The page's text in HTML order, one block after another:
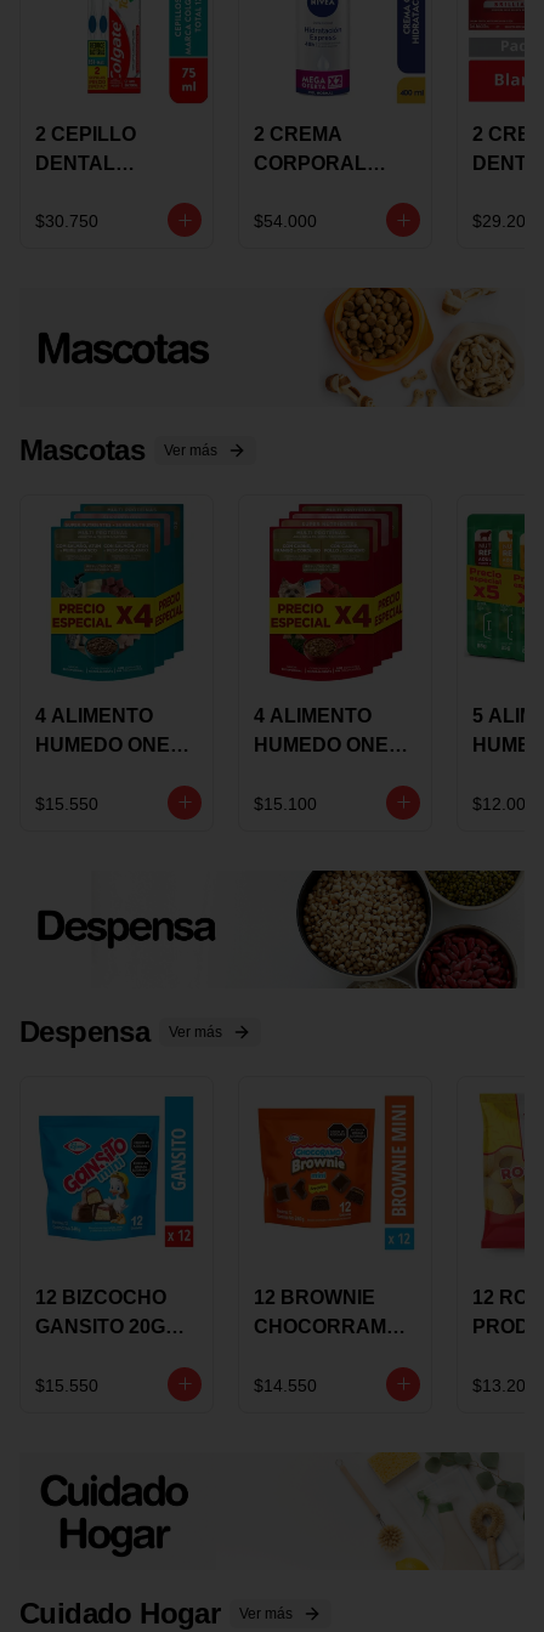
2 CEPILLO
DENTAL
+CREMA
$30.750
2 CREMA
CORPORAL
EXPRESS
OFERTA
$54.000
2
$29.200
Mascotas Ver más
4 ALIMENTO
HUMEDO ONE
85 GRS
$15.550
4 ALIMENTO
HUMEDO ONE
85 GRS
$15.100
5
$12.000
Despensa Ver más
12 BIZCOCHO
GANSITO 20G
MERMELADA
$15.550
12 BROWNIE
CHOCORRAMO
X 20 GRS
$14.550
12
X 15
$13.200
Cuidado Hogar Ver más